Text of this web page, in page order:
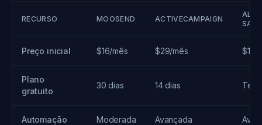
RECURSO MOOSEND ACTIVECAMPAIGN
Preço inicial $16/mês $29/mês $19/
Plano
gratuito
30 dias 14 dias
Automação Moderada Avançada